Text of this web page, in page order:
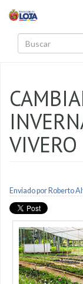
Enviado por Roberto